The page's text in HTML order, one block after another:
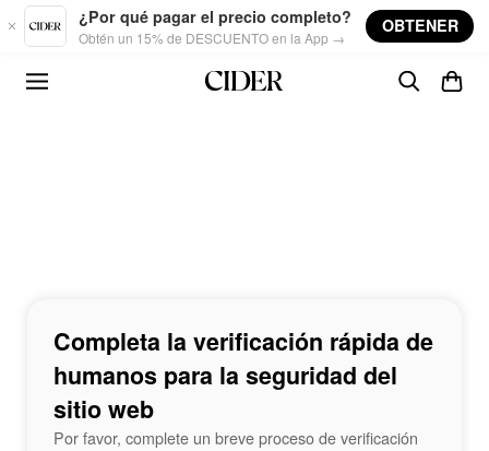
Skip to main content
¿Por qué pagar el precio completo?
Obtén un 15% de DESCUENTO en la App →
OBTENER
Completa la verificación rápida de
humanos para la seguridad del
sitio web
Por favor, complete un breve proceso de verificación